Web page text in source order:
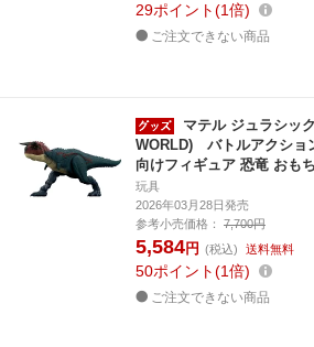
29ポイント 1倍
ご注文できない商品
マテル ジュラシッ
WORLD) バトルアクショ
向けフィギュア 恐竜 おも
玩具
2026年03月28日発売
参考小売価格：
7,700円
5,584円 (税込) 送料無料
50ポイント 1倍
ご注文できない商品